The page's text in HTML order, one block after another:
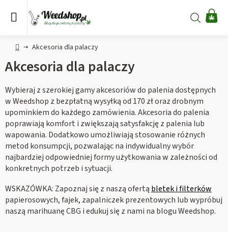
Szukaj
HomeAkcesoria dla palaczy
Akcesoria dla palaczy
Wybieraj z szerokiej gamy akcesoriów do palenia dostępnych
w Weedshop z bezpłatną wysyłką od 170 zł oraz drobnym
upominkiem do każdego zamówienia. Akcesoria do palenia
poprawiają komfort i zwiększają satysfakcję z palenia lub
wapowania. Dodatkowo umożliwiają stosowanie różnych
metod konsumpcji, pozwalając na indywidualny wybór
najbardziej odpowiedniej formy użytkowania w zależności od
konkretnych potrzeb i sytuacji.
WSKAZÓWKA: Zapoznaj się z naszą ofertą bletek i filterków
papierosowych, fajek, zapalniczek prezentowych lub wypróbuj
naszą marihuanę CBG i edukuj się z nami na blogu Weedshop.